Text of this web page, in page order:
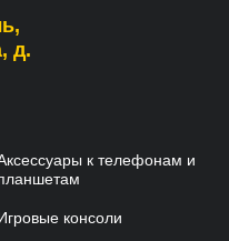
д.
к телефонам и
консоли